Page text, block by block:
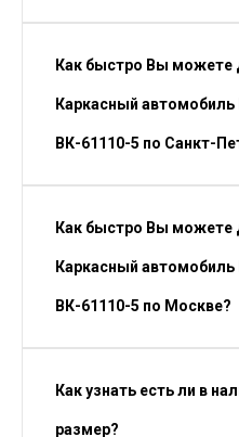
Как быстро Вы можете
Каркасный автомобиль
ВК-61110-5 по Санкт-
Как быстро Вы можете
Каркасный автомобиль
ВК-61110-5 по Москве?
Как узнать есть ли в
размер?